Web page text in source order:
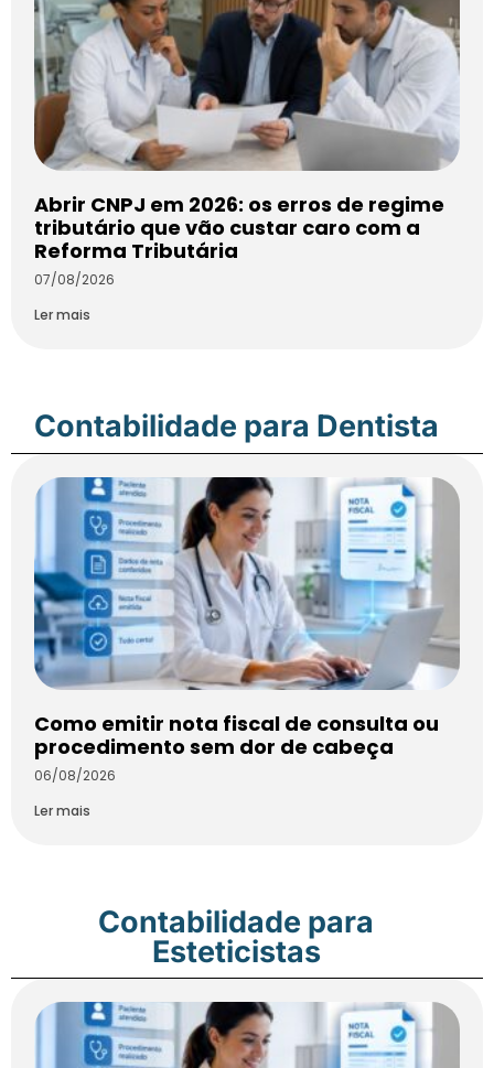
Abrir CNPJ em 2026: os erros de regime
tributário que vão custar caro com a
Reforma Tributária
07/08/2026
Ler mais
Contabilidade para Dentista
Como emitir nota fiscal de consulta ou
procedimento sem dor de cabeça
06/08/2026
Ler mais
Contabilidade para
Esteticistas